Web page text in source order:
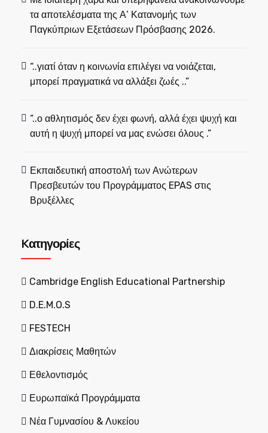
τα αποτελέσματα της Α’ Κατανομής των
Παγκύπριων Εξετάσεων Πρόσβασης 2026.
“..γιατί όταν η κοινωνία επιλέγει να νοιάζεται,
μπορεί πραγματικά να αλλάξει ζωές ..”
“..ο αθλητισμός δεν έχει φωνή, αλλά έχει ψυχή και
αυτή η ψυχή μπορεί να μας ενώσει όλους .”
Εκπαιδευτική αποστολή των Ανώτερων
Πρεσβευτών του Προγράμματος EPAS στις
Βρυξέλλες
Kατηγορίες
Cambridge English Educational Partnership
D.E.M.O.S
FESTECH
Διακρίσεις Μαθητών
Εθελοντισμός
Ευρωπαϊκά Προγράμματα
Νέα Γυμνασίου & Λυκείου